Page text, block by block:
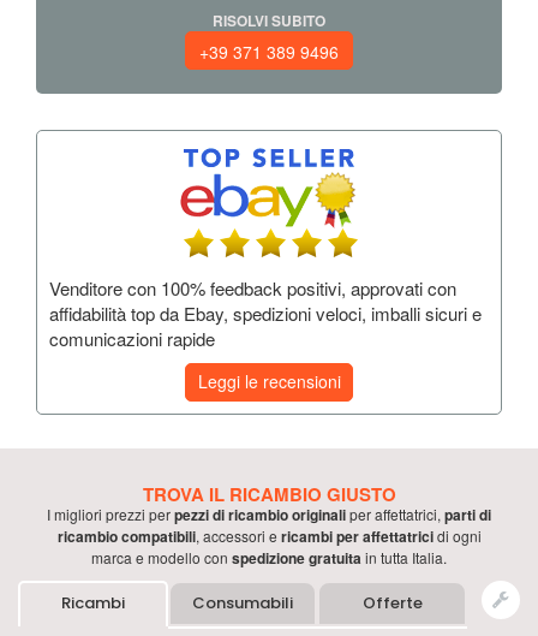
RISOLVI SUBITO
+39 371 389 9496
Venditore con 100% feedback positivi, approvati con
affidabilità top da Ebay, spedizioni veloci, imballi sicuri e
comunicazioni rapide
Leggi le recensioni
TROVA IL RICAMBIO GIUSTO
I migliori prezzi perpezzi di ricambio originaliperaffettatrici, parti di
ricambio compatibili, accessori e ricambi peraffettatricidi ogni
marca e modello con spedizione gratuitain tutta Italia.
Ricambi Consumabili Offerte